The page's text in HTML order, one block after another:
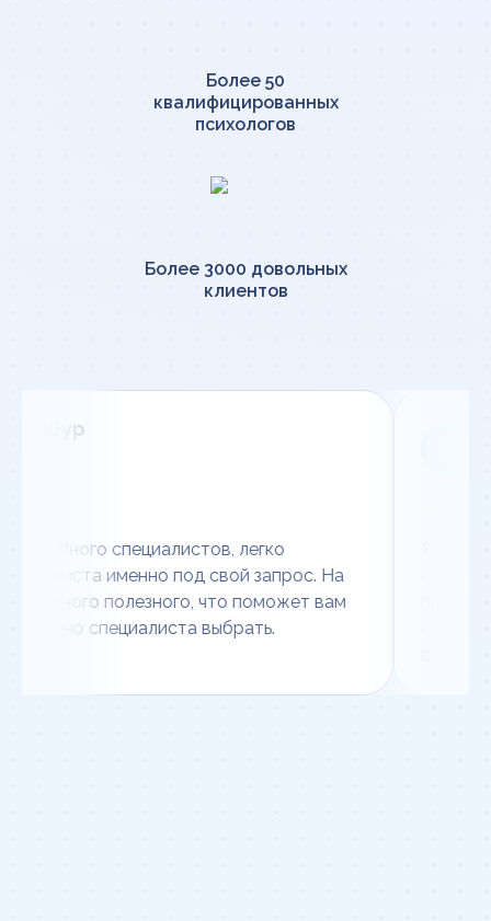
Более 50
квалифицированных
психологов
Более 3000 довольных
клиентов
Много специалистов, легко
именно под свой запрос. На
много полезного, что поможет вам
именно специалиста выбрать.